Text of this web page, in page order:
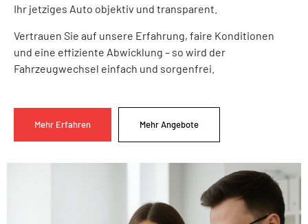
Ihr jetziges Auto objektiv und transparent.
Vertrauen Sie auf unsere Erfahrung, faire Konditionen
und eine effiziente Abwicklung – so wird der
Fahrzeugwechsel einfach und sorgenfrei.
Mehr Erfahren Mehr Angebote